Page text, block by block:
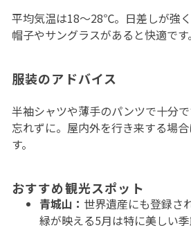
平均気温は18〜28℃。日差しが強く
帽子やサングラスがあると快適です。
服装のアドバイス
半袖シャツや薄手のパンツで十分
忘れずに。屋内外を行き来する場
す。
おすすめ観光スポット
青城山： 世界遺産にも登録さ
緑が映える5月は特に美しい季